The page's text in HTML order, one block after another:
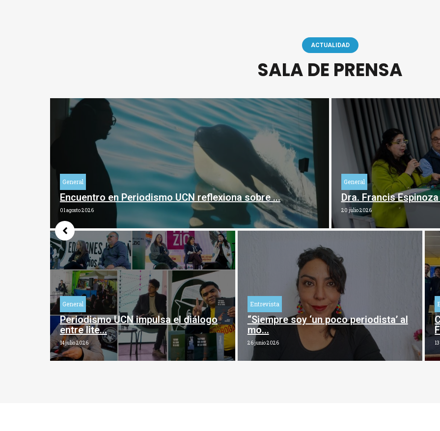
ACTUALIDAD
SALA DE PRENSA
General
Encuentro en Periodismo UCN reflexiona sobre …
01 agosto 2026
General
Dra. Francis
20 julio 2026
General
Periodismo UCN impulsa el diálogo
entre lite…
14 julio 2026
Entrevista
“Siempre soy ‘un poco periodista’ al
mo…
26 junio 2026